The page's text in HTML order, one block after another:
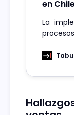
en Chile
La
Chile,